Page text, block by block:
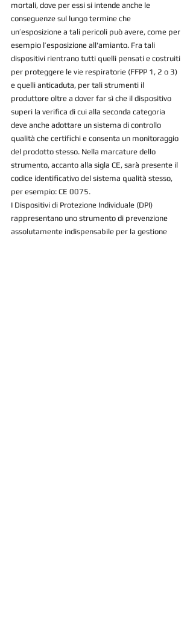
mortali, dove per essi si intende anche le
conseguenze sul lungo termine che
un’esposizione a tali pericoli può avere, come per
esempio l’esposizione all'amianto. Fra tali
dispositivi rientrano tutti quelli pensati e costruiti
per proteggere le vie respiratorie (FFPP 1, 2 o 3)
e quelli anticaduta, per tali strumenti il
produttore oltre a dover far sì che il dispositivo
superi la verifica di cui alla seconda categoria
deve anche adottare un sistema di controllo
qualità che certifichi e consenta un monitoraggio
del prodotto stesso. Nella marcature dello
strumento, accanto alla sigla CE, sarà presente il
codice identificativo del sistema qualità stesso,
per esempio: CE 0075.
I Dispositivi di Protezione Individuale (DPI)
rappresentano uno strumento di prevenzione
assolutamente indispensabile per la gestione